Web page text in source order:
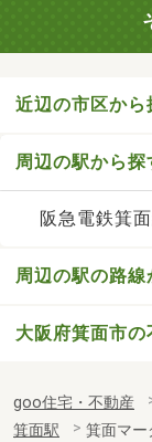
近辺の市区から
周辺の駅から探
阪急電鉄箕
周辺の駅の路線
大阪府箕面市
goo住宅・不動産
箕面駅
箕面マー